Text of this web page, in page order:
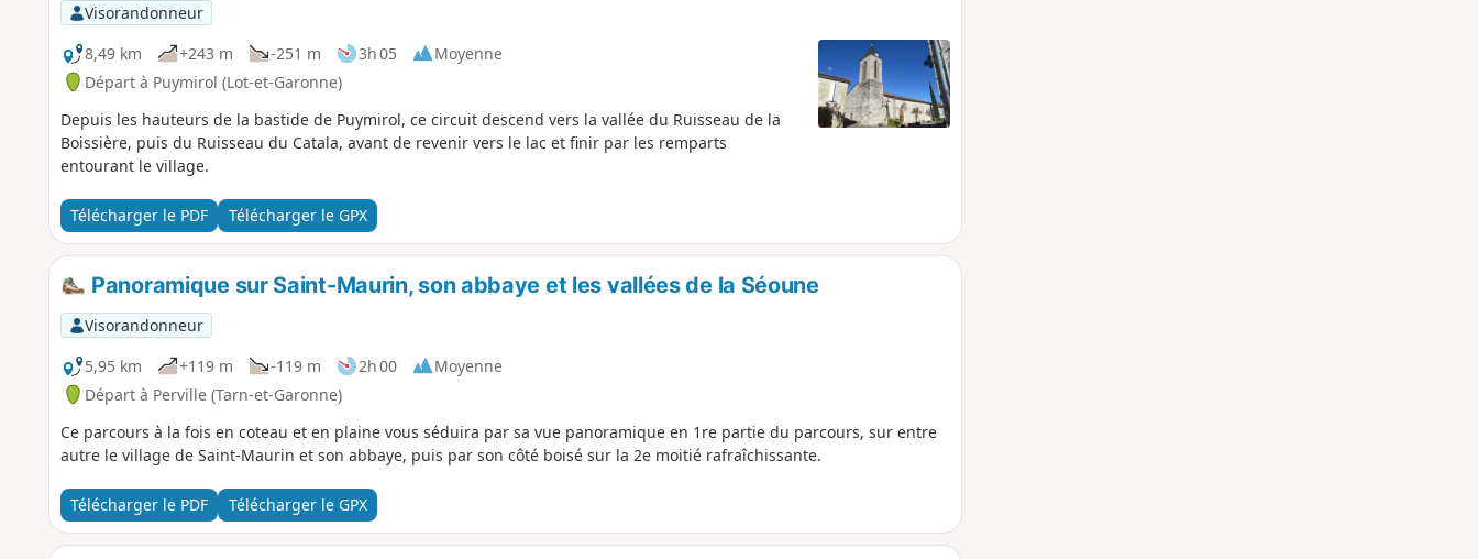
Visorandonneur
8,49 km
+243 m -251 m 3h 05
Moyenne
Départ à Puymirol (Lot-et-Garonne)
Depuis les hauteurs de la bastide de Puymirol, ce circuit descend vers la vallée du Ruisseau de la
Boissière, puis du Ruisseau du Catala, avant de revenir vers le lac et finir par les remparts
entourant le village.
Télécharger le PDF Télécharger le GPX
Panoramique sur Saint-Maurin, son abbaye et les vallées de la Séoune
Visorandonneur
5,95 km
+119 m -119 m 2h 00
Moyenne
Départ à Perville (Tarn-et-Garonne)
Ce parcours à la fois en coteau et en plaine vous séduira par sa vue panoramique en 1re partie du parcours, sur entre
autre le village de Saint-Maurin et son abbaye, puis par son côté boisé sur la 2e moitié rafraîchissante.
Télécharger le PDF Télécharger le GPX